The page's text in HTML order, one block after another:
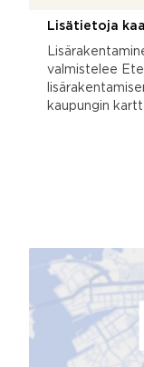
Lisätietoja
valmistelee
kaupungin